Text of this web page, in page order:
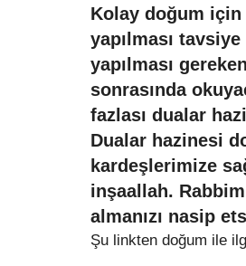
Kolay doğum
yapılması
yapılması
sonrasında
fazlası dualar
Dualar hazinesi
kardeşlerimize
inşaallah. Rabbim
almanızı nasip
Şu linkten doğum ile